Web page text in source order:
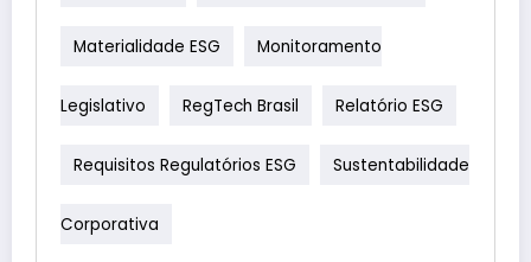
Materialidade ESG Monitoramento
Legislativo RegTech Brasil Relatório ESG
Requisitos Regulatórios ESG Sustentabilidade
Corporativa